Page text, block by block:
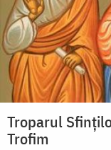
Troparul
Trofim